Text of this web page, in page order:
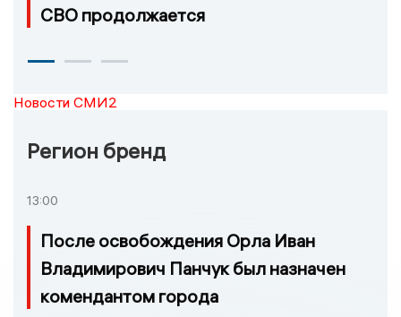
СВО продолжается
Новости СМИ2
Регион бренд
13:00
После освобождения Орла Иван
Владимирович Панчук был назначен
комендантом города